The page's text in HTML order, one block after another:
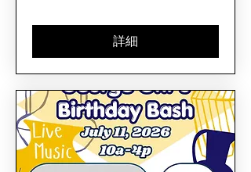
詳細